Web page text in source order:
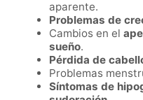
aparente.
Problemas de
Cambios en el
sueño.
Pérdida de
Problemas
Síntomas de